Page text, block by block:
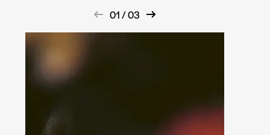
01 / 03